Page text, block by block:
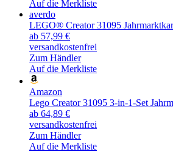
Auf die Merkliste
averdo
LEGO® Creator 31095
ab 57,99 €
versandkostenfrei
Zum Händler
Auf die Merkliste
Amazon
Lego Creator 31095 3-in-1-Set
ab 64,89 €
versandkostenfrei
Zum Händler
Auf die Merkliste